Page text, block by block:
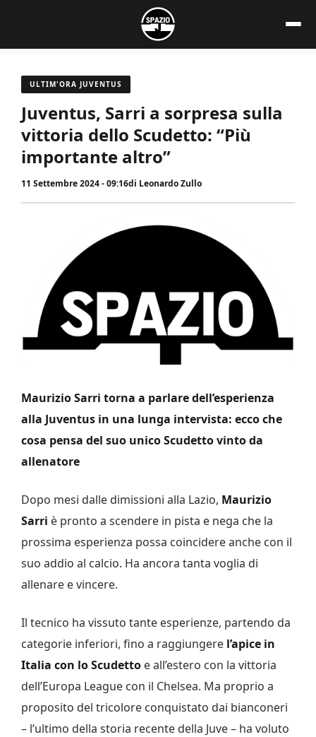
contenuto
ULTIM'ORA JUVENTUS
Juventus, Sarri a sorpresa sulla
vittoria dello Scudetto: “Più
importante altro”
11 Settembre 2024 - 09:16di Leonardo Zullo
Maurizio Sarri torna a parlare dell’esperienza
alla Juventus in una lunga intervista: ecco che
cosa pensa del suo unico Scudetto vinto da
allenatore
Dopo mesi dalle dimissioni alla Lazio, Maurizio
Sarri è pronto a scendere in pista e nega che la
prossima esperienza possa coincidere anche con il
suo addio al calcio. Ha ancora tanta voglia di
allenare e vincere.
Il tecnico ha vissuto tante esperienze, partendo da
categorie inferiori, fino a raggiungere l’apice in
Italia con lo Scudetto e all’estero con la vittoria
dell’Europa League con il Chelsea. Ma proprio a
proposito del tricolore conquistato dai bianconeri
– l’ultimo della storia recente della Juve – ha voluto